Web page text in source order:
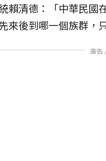
賴清德：「中華民國
來後到哪一個族群，
廣告